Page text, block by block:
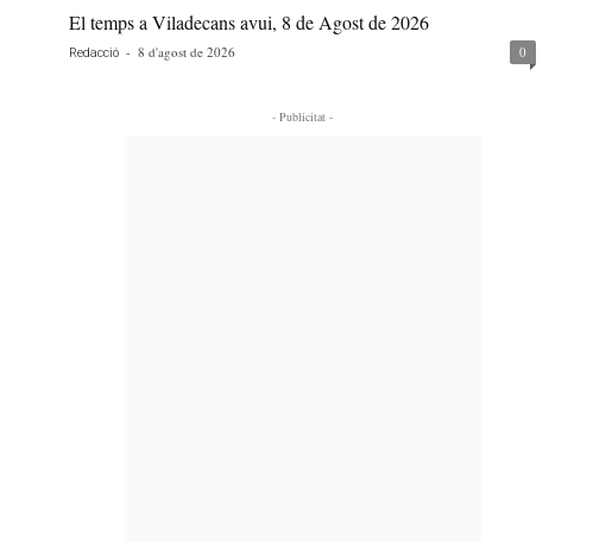
El temps a Viladecans avui, 8 de Agost de 2026
Redacció - 8 d'agost de 2026 0
- Publicitat -